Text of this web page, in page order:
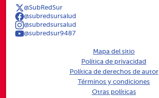
@SubRedSur
@subredsursalud
@subredsursalud
@subredsur9487
Mapa del sitio
Política de privacidad
Política de derechos de autor
Términos y condiciones
Otras políticas